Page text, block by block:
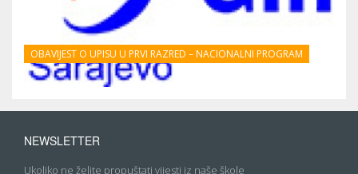
OBAVIJEST O UPISU U PRVI RAZRED – NACIONALNI PROGRAM
NEWSLETTER
Ukoliko ne želite propuštati vijesti iz naše škole